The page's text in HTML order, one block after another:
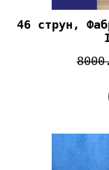
46 струн,